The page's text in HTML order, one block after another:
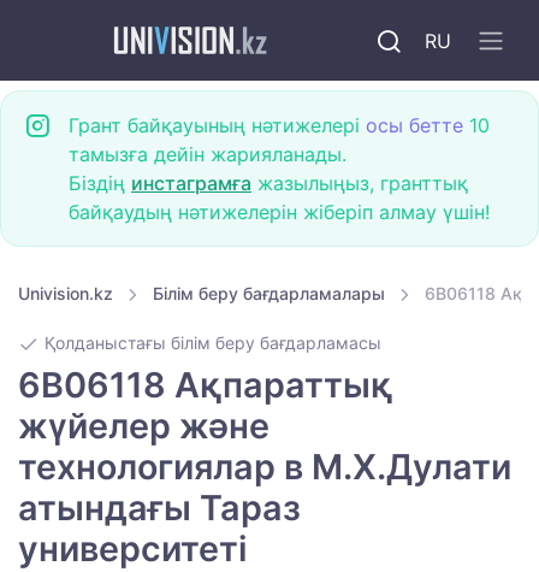
RU
Грант байқауының нәтижелері осы бетте 10
тамызға дейін жарияланады.
Біздің инстаграмға жазылыңыз, гранттық
байқаудың нәтижелерін жіберіп алмау үшін!
Univision.kz Білім беру бағдарламалары 6B06118
Қолданыстағы білім беру бағдарламасы
6B06118 Ақпараттық
жүйелер және
технологиялар в М.Х.Дулати
атындағы Тараз
университеті